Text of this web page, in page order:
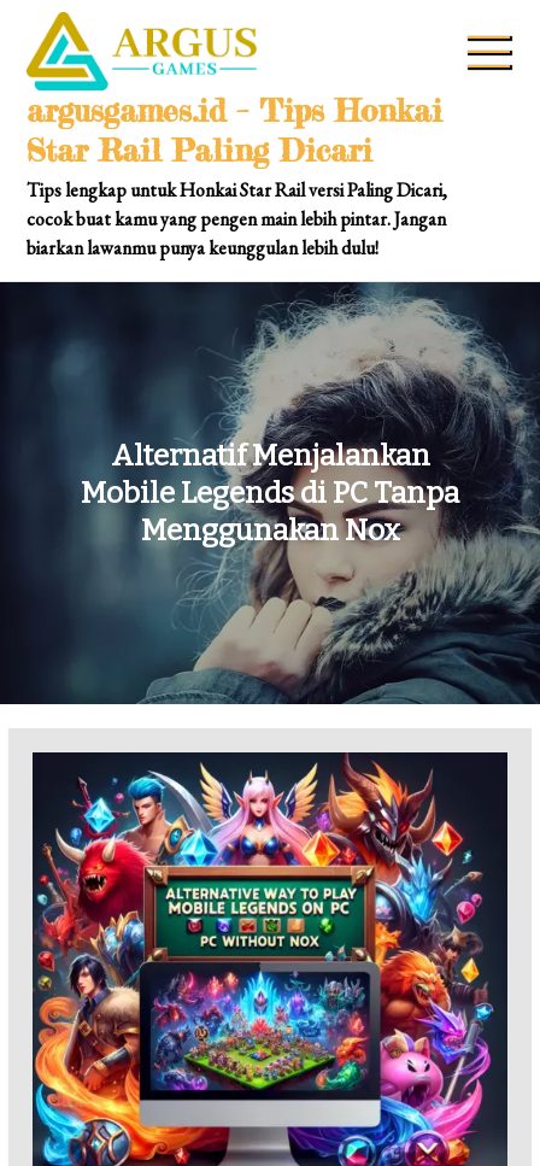
content
argusgames.id – Tips Honkai
Star Rail Paling Dicari
Tips lengkap untuk Honkai Star Rail versi Paling Dicari,
cocok buat kamu yang pengen main lebih pintar. Jangan
biarkan lawanmu punya keunggulan lebih dulu!
Alternatif Menjalankan
Mobile Legends di PC Tanpa
Menggunakan Nox